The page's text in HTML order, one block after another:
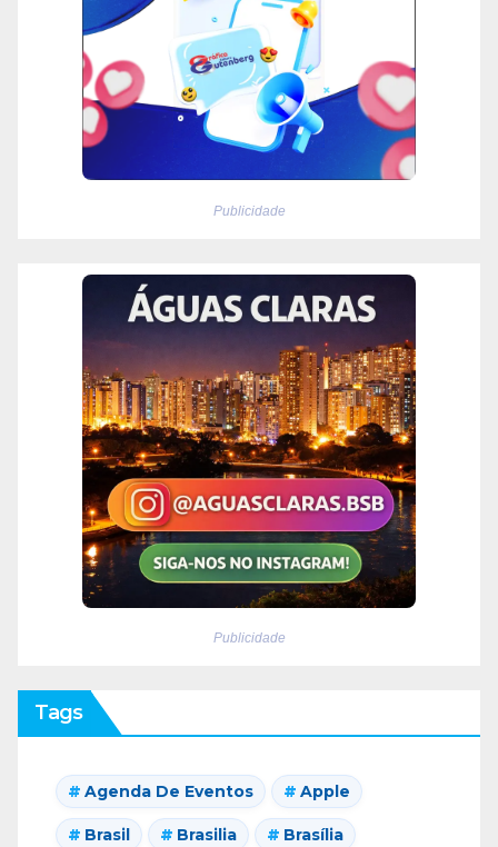
Publicidade
Publicidade
Tags
Agenda De Eventos Apple
Brasil Brasilia Brasília